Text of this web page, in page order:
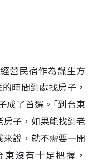
營民宿作為謀生方
時間到處找房子，
成了首選。｢到台東
子，如果能找到老
來說，就不需要一開
沒有十足把握，